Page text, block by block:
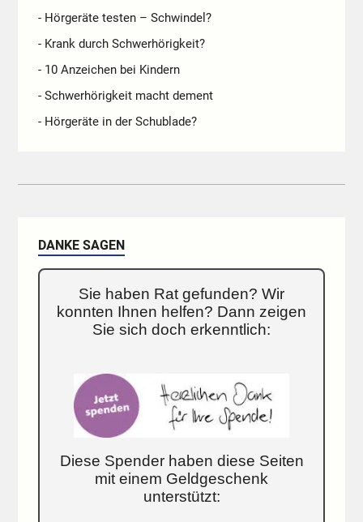
- Hörgeräte testen – Schwindel?
- Krank durch Schwerhörigkeit?
- 10 Anzeichen bei Kindern
- Schwerhörigkeit macht dement
- Hörgeräte in der Schublade?
DANKE SAGEN
Sie haben Rat gefunden? Wir
konnten Ihnen helfen? Dann zeigen
Sie sich doch erkenntlich:
Diese Spender haben diese Seiten
mit einem Geldgeschenk
unterstützt: